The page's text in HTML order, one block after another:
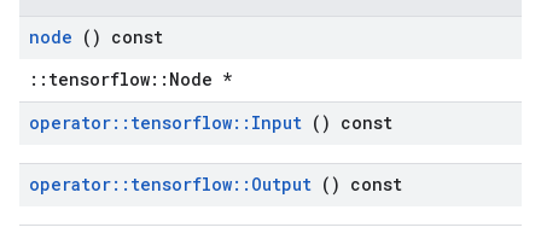
node () const
::tensorflow::Node *
operator:: tensorflow:: Input () const
operator:: tensorflow:: Output () const